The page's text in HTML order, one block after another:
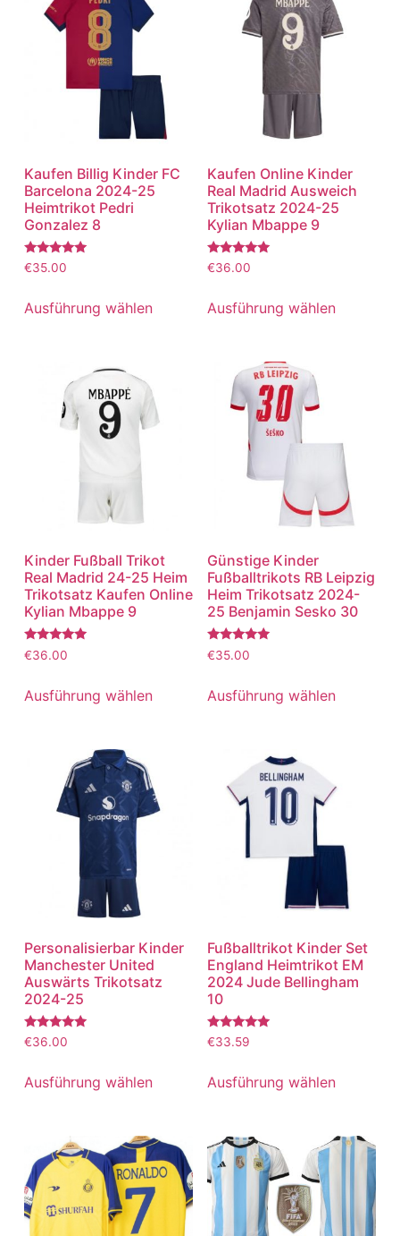
Kaufen Billig Kinder FC
Barcelona 2024-25
Heimtrikot Pedri
Gonzalez 8
Bewertet
mit
von 5
€35.00
Ausführung wählen
Kaufen Online Kinder
Real Madrid Ausweich
Trikotsatz 2024-25
Kylian Mbappe 9
Bewertet
mit
von 5
€36.00
Ausführung wählen
Kinder Fußball Trikot
Real Madrid 24-25 Heim
Trikotsatz Kaufen Online
Kylian Mbappe 9
Bewertet
mit
von 5
€36.00
Ausführung wählen
Günstige Kinder
Fußballtrikots RB Leipzig
Heim Trikotsatz 2024-
25 Benjamin Sesko 30
Bewertet
mit
von 5
€35.00
Ausführung wählen
Personalisierbar Kinder
Manchester United
Auswärts Trikotsatz
2024-25
Bewertet
mit
von 5
€36.00
Ausführung wählen
Fußballtrikot Kinder Set
England Heimtrikot EM
2024 Jude Bellingham
10
Bewertet
mit
von 5
€33.59
Ausführung wählen